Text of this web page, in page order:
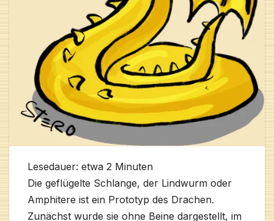
Lesedauer: etwa 2 Minuten
Die geflügelte Schlange, der Lindwurm oder
Amphitere ist ein Prototyp des Drachen.
Zunächst wurde sie ohne Beine dargestellt, im